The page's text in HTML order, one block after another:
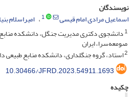
نویسندگان
اسماعیل مرادی امام قیسی
1 امیراسلام
1دانشجوی دکتری مدیریت جنگل، دانشکده منابع
صومعه‌سرا، ایران
2استاد، گروه جنگلداری، دانشکده منابع طبیعی
10.30466/JFRD.2023.54911.1693
چکیده